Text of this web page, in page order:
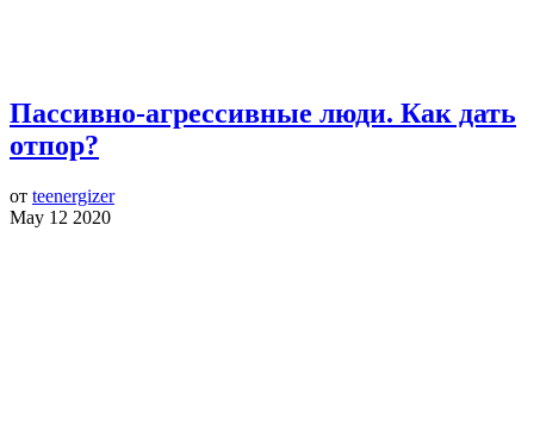
Пассивно-агрессивные люди. Как дать
отпор?
от teenergizer
May 12 2020